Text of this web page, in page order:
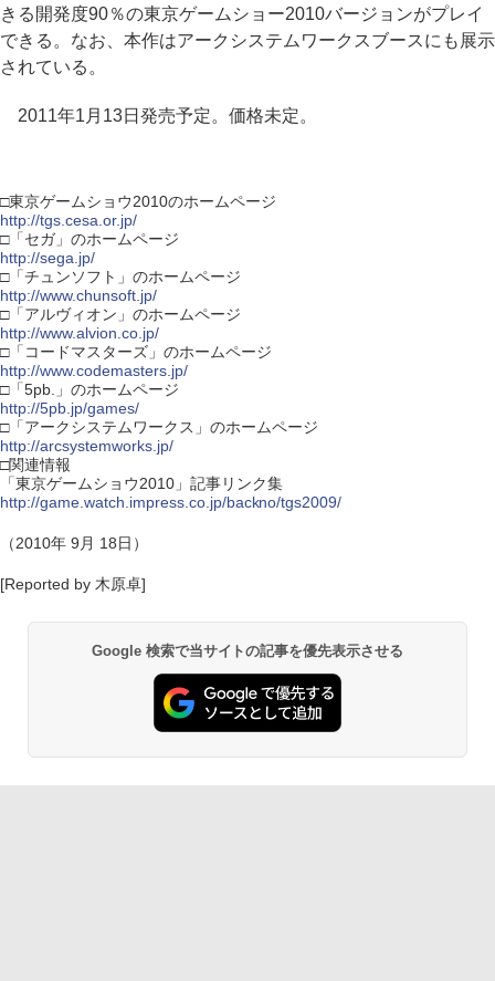
きる開発度90％の東京ゲームショー2010バージョンがプレイ
できる。なお、本作はアークシステムワークスブースにも展示
されている。
2011年1月13日発売予定。価格未定。
□東京ゲームショウ2010のホームページ
http://tgs.cesa.or.jp/
□「セガ」のホームページ
http://sega.jp/
□「チュンソフト」のホームページ
http://www.chunsoft.jp/
□「アルヴィオン」のホームページ
http://www.alvion.co.jp/
□「コードマスターズ」のホームページ
http://www.codemasters.jp/
□「5pb.」のホームページ
http://5pb.jp/games/
□「アークシステムワークス」のホームページ
http://arcsystemworks.jp/
□関連情報
「東京ゲームショウ2010」記事リンク集
http://game.watch.impress.co.jp/backno/tgs2009/
（2010年 9月 18日）
[Reported by 木原卓]
Google 検索で当サイトの記事を優先表示させる